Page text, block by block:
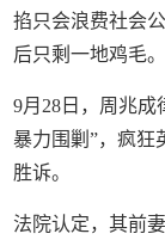
掐只会浪费社会
后只剩一地鸡毛。
9月28日，周兆成
暴力围剿”，疯狂
胜诉。
法院认定，其前